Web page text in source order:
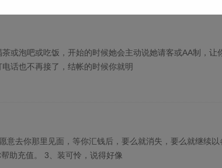
或泡吧或吃饭，开始的时候她会主动说她请客或AA制，让
话也不再接了，结帐的时候你就明
去你那里见面，等你汇钱后，要么就消失，要么就继续以
助充值。 3、装可怜，说得好像